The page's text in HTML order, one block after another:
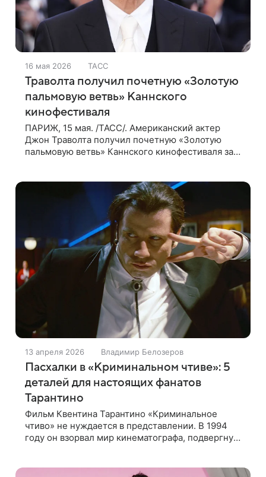
16 мая 2026 ТАСС
Траволта получил почетную «Золотую
пальмовую ветвь» Каннского
кинофестиваля
ПАРИЖ, 15 мая. /ТАСС/. Американский актер
Джон Траволта получил почетную «Золотую
пальмовую ветвь» Каннского кинофестиваля за
13 апреля 2026 Владимир Белозеров
Пасхалки в «Криминальном чтиве»: 5
деталей для настоящих фанатов
Тарантино
Фильм Квентина Тарантино «Криминальное
чтиво» не нуждается в представлении. В 1994
году он взорвал мир кинематографа, подвергнув